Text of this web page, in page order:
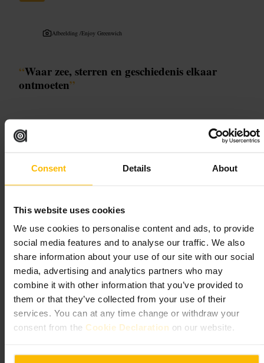
Consent Details About
This website uses cookies
We use cookies to personalise content and ads, to provide
social media features and to analyse our traffic. We also
share information about your use of our site with our social
media, advertising and analytics partners who may
combine it with other information that you’ve provided to
them or that they’ve collected from your use of their
services. You can at any time change or withdraw your
consent from the Cookie Declaration on our website.
Afbeelding /Enjoy Greenwich
“Waar zee, sterren en geschiedenis elkaar
ontmoeten”
Geschikt voor
Greenwich
Je vindt uitgebreide maritieme objecten, historische instrumenten en
tentoonstellingen over de rol van Greenwich in cartografie en
tijdmeting. Er zijn interactieve displays voor kinderen en verdiepende
zalen voor wie meer wil weten over wetenschap en navigatie.
Plan uw bezoek
Koop waar mogelijk kaartjes van tevoren en bepaal welke delen je wilt
zien, want de collectie beslaat meerdere gebouwen. Trek comfortabele